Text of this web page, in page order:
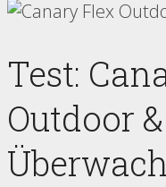
Test:
Outdoor